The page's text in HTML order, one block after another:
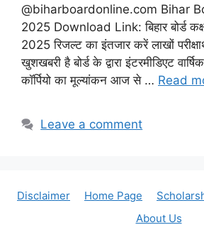
@biharboardonline.com Bihar
2025 Download Link: बिहार बोर्ड कक्षा
2025 रिजल्ट का इंतजार करें लाखों
खुशखबरी है बोर्ड के द्वारा इंटरमीडिएट
कॉर्पियो का मूल्यांकन आज से … Read
Leave a comment
Disclaimer Home Page
About Us